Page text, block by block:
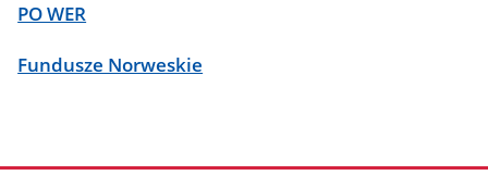
PO WER
Fundusze Norweskie